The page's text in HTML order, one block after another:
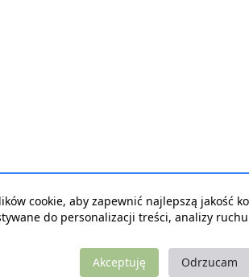
cookie, aby zapewnić najlepszą jakość
do personalizacji treści, analizy
Akceptuję Odrzucam